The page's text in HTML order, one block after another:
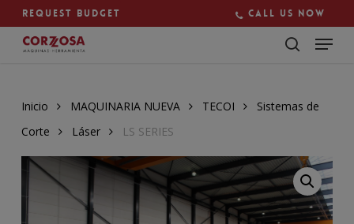
main
content
Request budget Call us now
Inicio MAQUINARIA NUEVA TECOI
Sistemas de
Corte
Láser LS SERIES
Close